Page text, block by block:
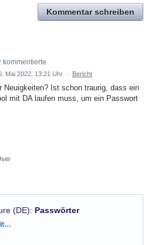
Kommentar schreiben
kommentierte
Mai 2022, 13:21 Uhr · Bericht
Neuigkeiten? Ist schon traurig, dass ein
mit DA laufen muss, um ein Passwort
(DE): Passwörter